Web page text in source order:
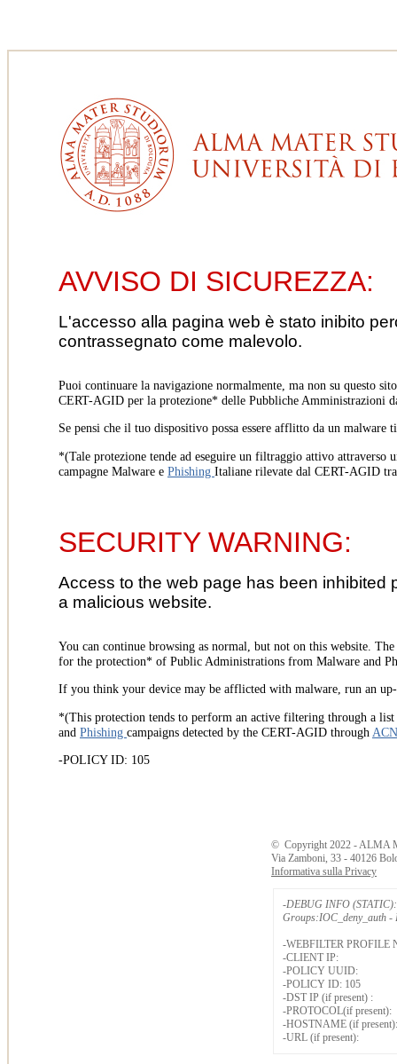
AVVISO DI SICUREZZA:
L'accesso alla pagina web è stato inibito
contrassegnato come malevolo.
Puoi continuare la navigazione normalmente, ma non su questo
CERT-AGID per la protezione* delle Pubbliche Amministrazioni
Se pensi che il tuo dispositivo possa essere afflitto da un
*(Tale protezione tende ad eseguire un filtraggio attivo
campagne Malware e Phishing Italiane rilevate dal CERT-AGID
SECURITY WARNING:
Access to the web page has been
a malicious website.
You can continue browsing as normal, but not on this website.
for the protection* of Public Administrations from Malware and
If you think your device may be afflicted with malware, run an
*(This protection tends to perform an active filtering through a
and Phishing campaigns detected by the CERT-AGID through
-POLICY ID: 105
© Copyright 2022 - ALMA
Via Zamboni, 33 - 40126
Informativa sulla Privacy
-DEBUG INFO (STATIC):
Groups:IOC_deny_auth -
-WEBFILTER PROFILE
-CLIENT IP:
-POLICY UUID:
-POLICY ID: 105
-DST IP (if present) :
-PROTOCOL(if present):
-HOSTNAME (if present):
-URL (if present):